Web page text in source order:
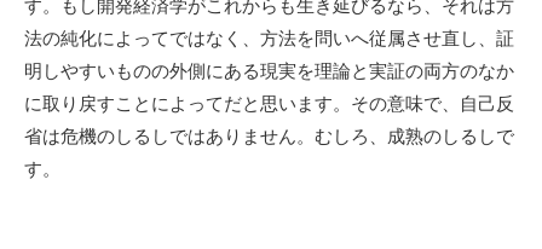
す。もし開発経済学がこれからも生き延びるなら、それは方
法の純化によってではなく、方法を問いへ従属させ直し、証
明しやすいものの外側にある現実を理論と実証の両方のなか
に取り戻すことによってだと思います。その意味で、自己反
省は危機のしるしではありません。むしろ、成熟のしるしで
す。